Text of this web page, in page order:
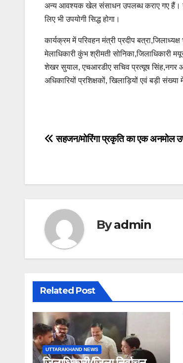
अन्य आवश्यक खेल संसाधन उपलब्ध कराए गए हैं।
लिए भी उपयोगी सिद्ध होगा।
कार्यक्रम में परिवहन मंत्री प्रदीप
मेलाधिकारी कुंभ श्रीमती सोनिका,जिलाधिकारी
शेखर सुयाल, एचआरडीए सचिव प्रत्यूष सिंह,नगर
अधिकारियों प्रशिक्षकों, खिलाड़ियों एवं बड़ी
navigation
Post
सहजन/मोरिंगा प्रकृति का एक अनमोल
Byadmin
Related Post
UTTARAKHAND NEWS